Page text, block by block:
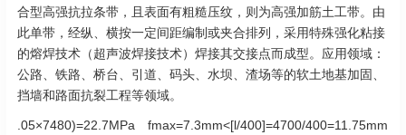
合型高强抗拉条带，且表面有粗糙压纹，则为高强加筋土工带。由
此单带，经纵、横按一定间距编制或夹合排列，采用特殊强化粘接
的熔焊技术（超声波焊接技术）焊接其交接点而成型。应用领域：
公路、铁路、桥台、引道、码头、水坝、渣场等的软土地基加固、
挡墙和路面抗裂工程等领域。
.05×7480)=22.7MPa fmax=7.3mm<[l/400]=4700/400=11.75mm